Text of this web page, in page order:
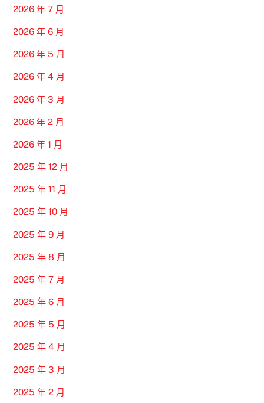
2026 年 7 月
2026 年 6 月
2026 年 5 月
2026 年 4 月
2026 年 3 月
2026 年 2 月
2026 年 1 月
2025 年 12 月
2025 年 11 月
2025 年 10 月
2025 年 9 月
2025 年 8 月
2025 年 7 月
2025 年 6 月
2025 年 5 月
2025 年 4 月
2025 年 3 月
2025 年 2 月